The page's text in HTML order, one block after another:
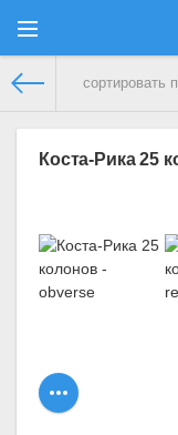
сортировать
Коста-Рика 25